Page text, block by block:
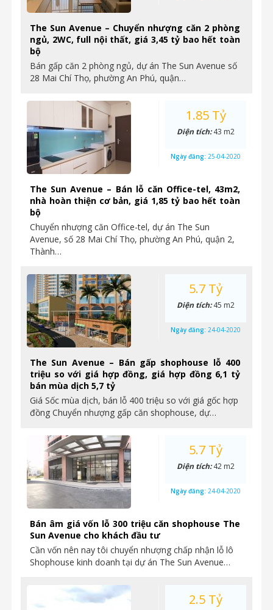
The Sun Avenue – Chuyển nhượng căn 2 phòng
ngủ, 2WC, full nội thất, giá 3,45 tỷ bao hết toàn
bộ
Bán gấp căn 2 phòng ngủ, dự án The Sun Avenue số
28 Mai Chí Thọ, phường An Phú, quận…
The Sun Avenue – Bán lỗ căn Office-tel, 43m2,
nhà hoàn thiện cơ bản, giá 1,85 tỷ bao hết toàn
bộ
Chuyển nhượng căn Office-tel, dự án The Sun
Avenue, số 28 Mai Chí Thọ, phường An Phú, quận 2,
Thành…
1.85 Tỷ
Diện tích:43 m2
Ngày đăng: 25-04-2020
The Sun Avenue – Bán gấp shophouse lỗ 400
triệu so với giá hợp đồng, giá hợp đồng 6,1 tỷ
bán mùa dịch 5,7 tỷ
Giá Sốc mùa dịch, bán lỗ 400 triệu so với giá gốc hợp
đồng Chuyển nhượng gấp căn shophouse, dự…
5.7 Tỷ
Diện tích:45 m2
Ngày đăng: 24-04-2020
Bán âm giá vốn lỗ 300 triệu căn shophouse The
Sun Avenue cho khách đầu tư
Cần vốn nên nay tôi chuyển nhượng chấp nhận lỗ lô
Shophouse kinh doanh tại dự án The Sun Avenue…
5.7 Tỷ
Diện tích:42 m2
Ngày đăng: 24-04-2020
2.5 Tỷ